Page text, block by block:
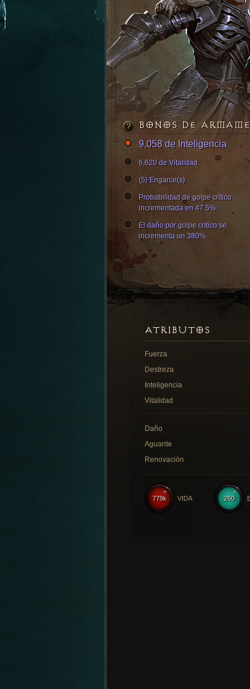
BONOS DE
9,058 de Inteligencia
6,620 de Vitalidad
(5) Engarce(s)
Probabilidad de golpe crítico
incrementada en 47.5%.
El daño por golpe crítico se
incrementa un 380%
ATRIBUTOS
Fuerza
Destreza
Inteligencia
Vitalidad
Daño
Aguante
Renovación
260
779k VIDA